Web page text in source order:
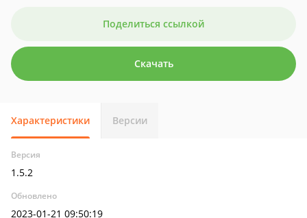
Поделиться ссылкой
Скачать
Характеристики Версии
Версия
1.5.2
Обновлено
2023-01-21 09:50:19